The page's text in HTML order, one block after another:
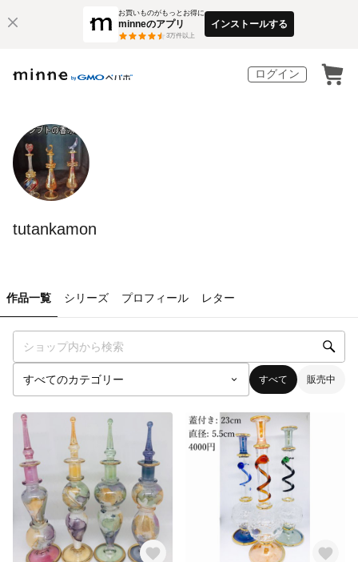
お買いものがもっとお得に
minneのアプリ
3万件以上
インストールする
ログイン
tutankamon
作品一覧 シリーズ プロフィール レター
すべて 販売中